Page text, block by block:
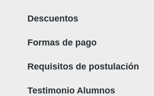
Descuentos
Formas de pago
Requisitos de postulación
Testimonio Alumnos